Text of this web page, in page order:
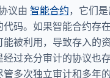
议由 智能合约，它们
代码。如果智能合约存
能被利用，导致存入的
经过充分审计的协议也
管多次独立审计和多年